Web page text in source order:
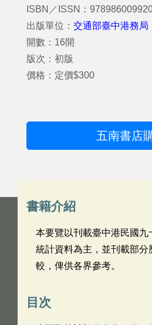
ISBN／ISSN：
出版單位： 交通部臺中港務局
開數：16開
版次：初版
價格：定價$300
五南書店
書籍介紹
本要覽以刊載臺中港民國九
統計資料為主，並刊載部分
較，俾供各界參考。
目次